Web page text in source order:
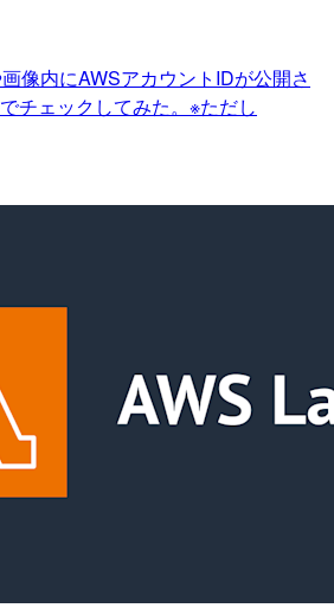
像内にAWSアカウントIDが公開さ
チェックしてみた。※ただし